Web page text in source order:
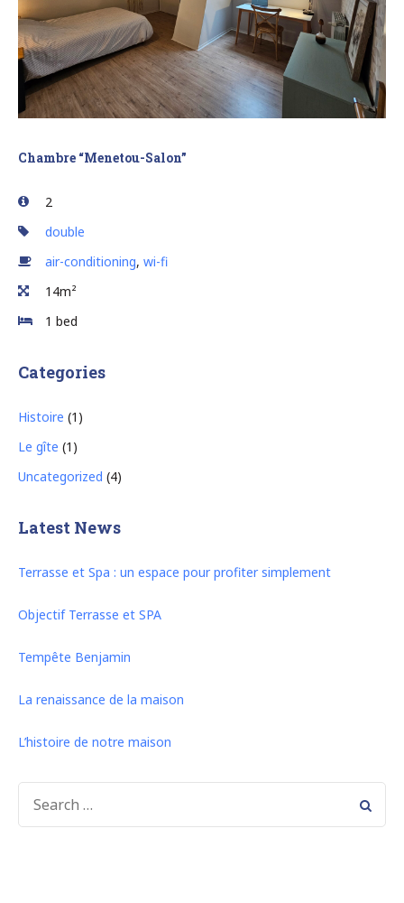
Chambre “Menetou-Salon”
2
double
air-conditioning, wi-fi
14m²
1 bed
Categories
Histoire (1)
Le gîte (1)
Uncategorized (4)
Latest News
Terrasse et Spa : un espace pour profiter simplement
Objectif Terrasse et SPA
Tempête Benjamin
La renaissance de la maison
L’histoire de notre maison
SEARCH
FOR: